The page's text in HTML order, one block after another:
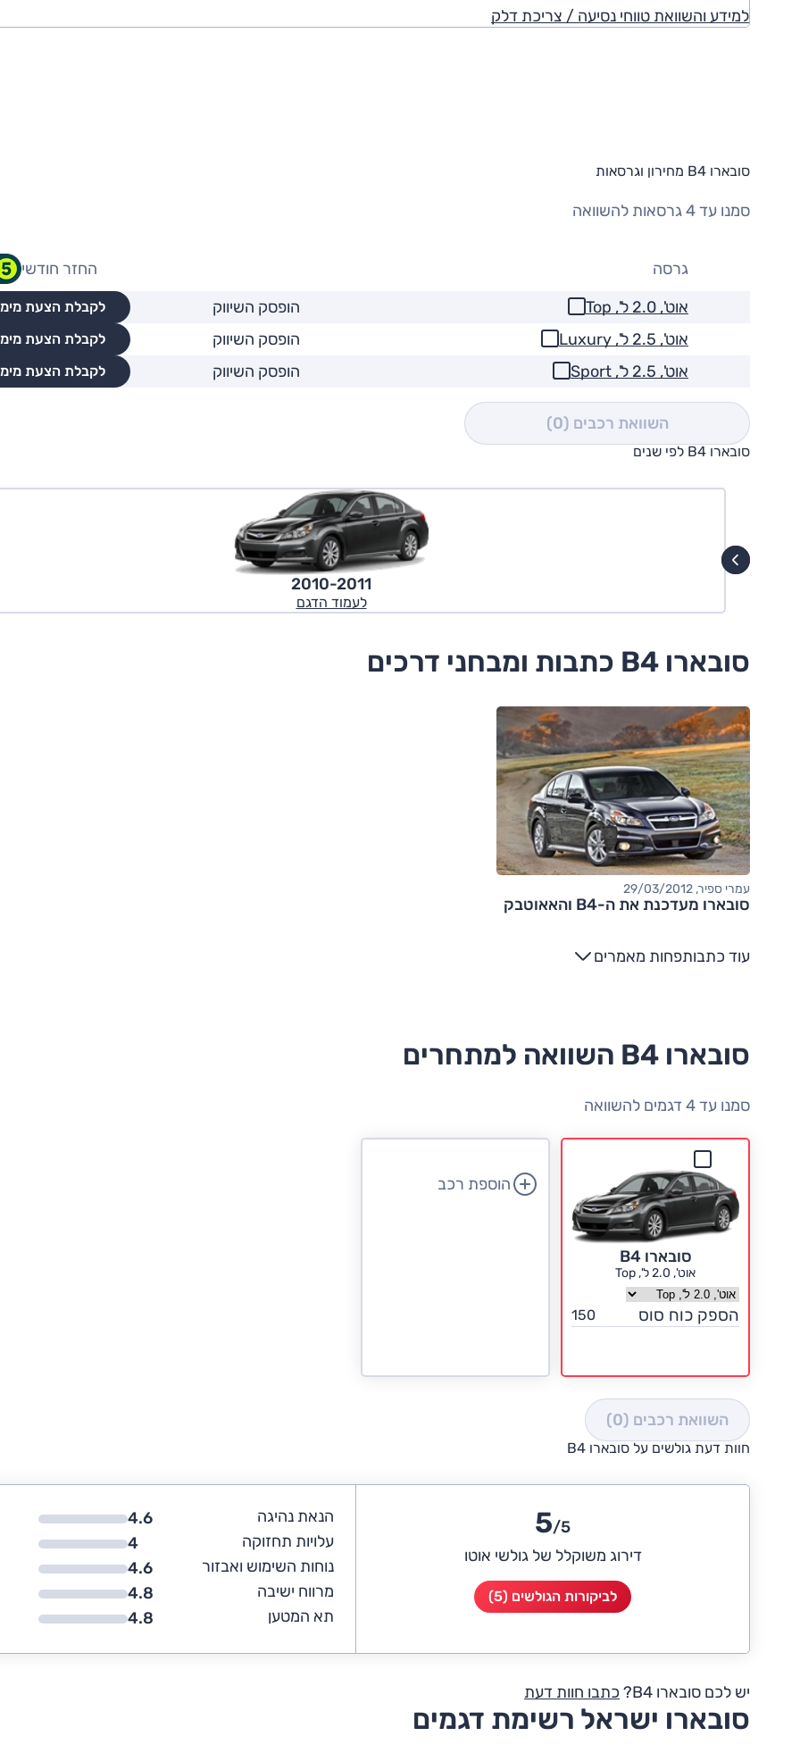
למידע והשוואת טווחי נסיעה / צריכת דלק
סובארו B4 מחירון וגרסאות
סמנו עד 4 גרסאות להשוואה
גרסה
החזר חודשי
אוט', 2.0 ל', Top
הופסק השיווק לקבלת הצעת
אוט', 2.5 ל', Luxury הופסק השיווק לקבלת הצעת
אוט', 2.5 ל', Sport הופסק השיווק לקבלת הצעת
השוואת רכבים (0)
סובארו B4 לפי שנים
2010-2011
לעמוד הדגם
סובארו B4 כתבות ומבחני דרכים
עמרי ספיר, 29/03/2012
סובארו מעדכנת את ה-B4 והאאוטבק
עוד כתבותפחות מאמרים
סובארו B4 השוואה למתחרים
סמנו עד 4 דגמים להשוואה
סובארו B4
אוט', 2.0 ל', Top
בחר גרסה סובארו B4
הספק כוח סוס 150
הוספת רכב
השוואת רכבים (0)
חוות דעת גולשים על סובארו B4
5/5
דירוג משוקלל של גולשי אוטו
לביקורות הגולשים (5)
הנאת נהיגה
4.6
עלויות תחזוקה
4
נוחות השימוש ואבזור
4.6
מרווח ישיבה
4.8
תא המטען
4.8
יש לכם סובארו B4? כתבו חוות דעת
סובארו ישראל רשימת דגמים